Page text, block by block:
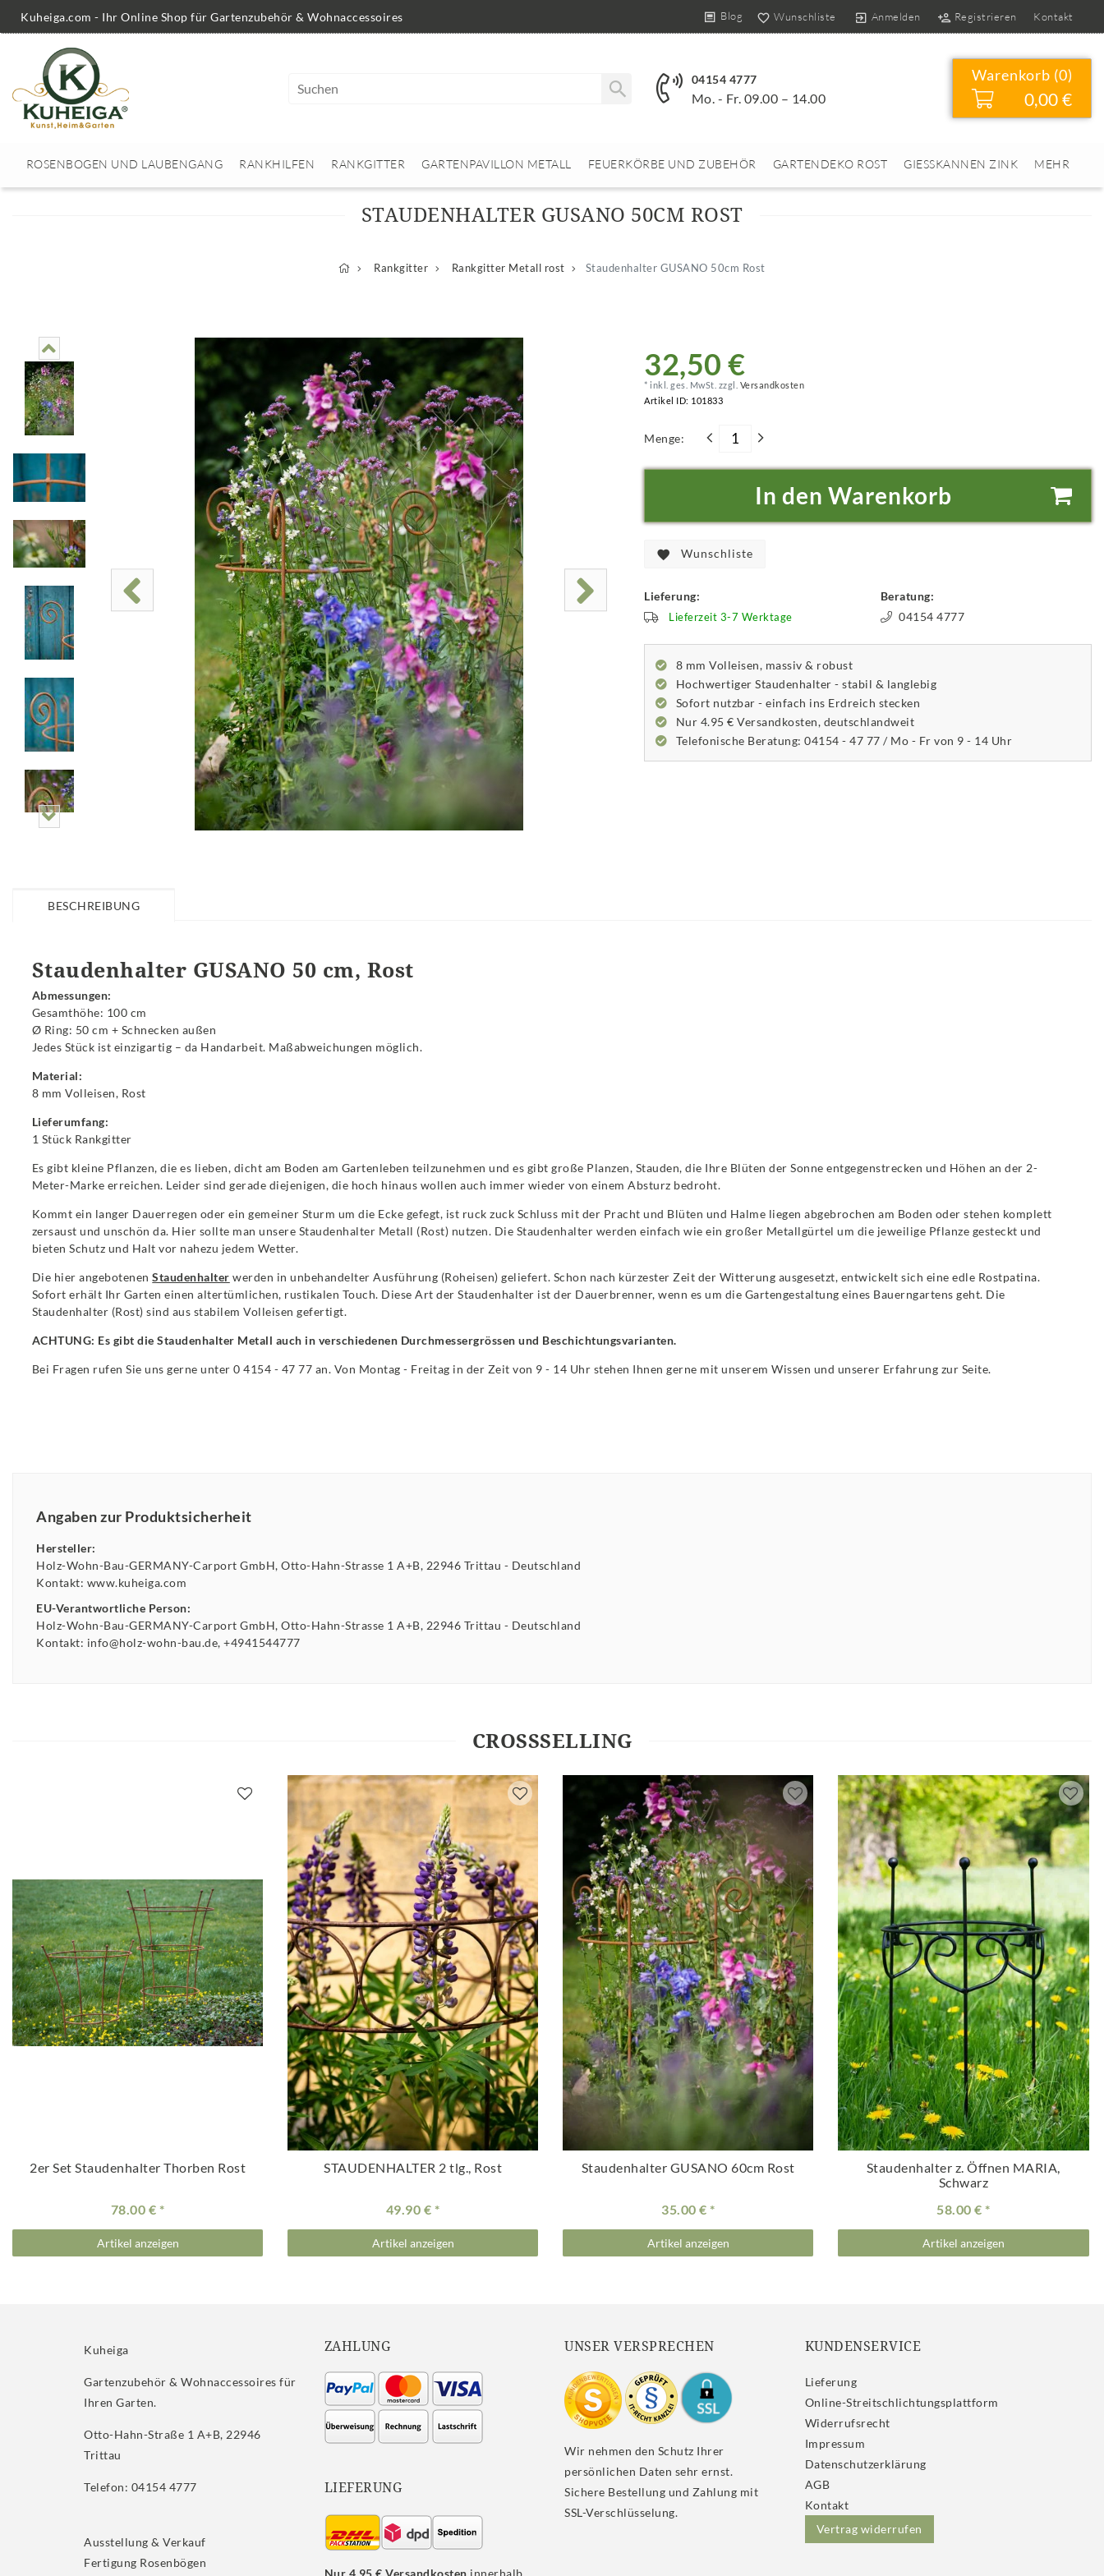
Kuheiga.com - Ihr Online Shop für Gartenzubehör & Wohnaccessoires Blog Wunschliste Anmelden Registrieren Kontakt
04154 4777
Mo. - Fr. 09.00 – 14.00
Warenkorb (0)
0,00 €
ROSENBOGEN UND LAUBENGANG RANKHILFEN RANKGITTER GARTENPAVILLON METALL FEUERKÖRBE UND ZUBEHÖR GARTENDEKO ROST GIESSKANNEN ZINK MEHR
STAUDENHALTER GUSANO 50CM ROST
Rankgitter Rankgitter Metall rost Staudenhalter GUSANO 50cm Rost
32,50 €
* inkl. ges. MwSt. zzgl.
Versandkosten
Artikel ID: 101833
Menge:
In den Warenkorb
Wunschliste
Lieferung:
Lieferzeit 3-7 Werktage
Beratung:
04154 4777
8 mm Volleisen, massiv & robust
Hochwertiger Staudenhalter - stabil & langlebig
Sofort nutzbar - einfach ins Erdreich stecken
Nur 4.95 € Versandkosten, deutschlandweit
Telefonische Beratung: 04154 - 47 77 / Mo - Fr von 9 - 14 Uhr
BESCHREIBUNG
Staudenhalter GUSANO 50 cm, Rost
Abmessungen:
Gesamthöhe: 100 cm
Ø Ring: 50 cm + Schnecken außen
Jedes Stück ist einzigartig – da Handarbeit. Maßabweichungen möglich.
Material:
8 mm Volleisen, Rost
Lieferumfang:
1 Stück Rankgitter
Es gibt kleine Pflanzen, die es lieben, dicht am Boden am Gartenleben teilzunehmen und es gibt große Planzen, Stauden, die Ihre Blüten der Sonne entgegenstrecken und Höhen an der 2-
Meter-Marke erreichen. Leider sind gerade diejenigen, die hoch hinaus wollen auch immer wieder von einem Absturz bedroht.
Kommt ein langer Dauerregen oder ein gemeiner Sturm um die Ecke gefegt, ist ruck zuck Schluss mit der Pracht und Blüten und Halme liegen abgebrochen am Boden oder stehen komplett
zersaust und unschön da. Hier sollte man unsere Staudenhalter Metall (Rost) nutzen. Die Staudenhalter werden einfach wie ein großer Metallgürtel um die jeweilige Pflanze gesteckt und
bieten Schutz und Halt vor nahezu jedem Wetter.
Die hier angebotenenStaudenhalter werden in unbehandelter Ausführung (Roheisen) geliefert. Schon nach kürzester Zeit der Witterung ausgesetzt, entwickelt sich eine edle Rostpatina.
Sofort erhält Ihr Garten einen altertümlichen, rustikalen Touch. Diese Art der Staudenhalter ist der Dauerbrenner, wenn es um die Gartengestaltung eines Bauerngartens geht. Die
Staudenhalter (Rost) sind aus stabilem Volleisen gefertigt.
ACHTUNG: Es gibt die Staudenhalter Metall auch in verschiedenen Durchmessergrössen und Beschichtungsvarianten.
Bei Fragen rufen Sie uns gerne unter 0 4154 - 47 77 an. Von Montag - Freitag in der Zeit von 9 - 14 Uhr stehen Ihnen gerne mit unserem Wissen und unserer Erfahrung zur Seite.
Angaben zur Produktsicherheit
Hersteller:
Holz-Wohn-Bau-GERMANY-Carport GmbH Otto-Hahn-Strasse 1 A+B 22946 Trittau
Deutschland
Kontakt: www.kuheiga.com
EU-Verantwortliche Person:
Holz-Wohn-Bau-GERMANY-Carport GmbH Otto-Hahn-Strasse 1 A+B 22946 Trittau
Deutschland
Kontakt: info@holz-wohn-bau.de +4941544777
CROSSSELLING
2er Set Staudenhalter Thorben Rost
78.00 €
Artikel anzeigen
STAUDENHALTER 2 tlg., Rost
49.90 €
Artikel anzeigen
Staudenhalter GUSANO 60cm Rost
35.00 €
Artikel anzeigen
Staudenhalter z. Öffnen MARIA,
Schwarz
58.00 €
Artikel anzeigen
Kuheiga
Gartenzubehör & Wohnaccessoires für
Ihren Garten.
Otto-Hahn-Straße 1 A+B, 22946
Trittau
Telefon: 04154 4777
Ausstellung & Verkauf
Fertigung Rosenbögen
ZAHLUNG
LIEFERUNG
Nur 4.95 € Versandkosten innerhalb
UNSER VERSPRECHEN
Wir nehmen den Schutz Ihrer
persönlichen Daten sehr ernst.
Sichere Bestellung und Zahlung mit
SSL-Verschlüsselung.
KUNDENSERVICE
Lieferung
Online-Streitschlichtungsplattform
Widerrufs­recht
Impressum
Daten­schutz­erklärung
AGB
Kontakt
Vertrag widerrufen